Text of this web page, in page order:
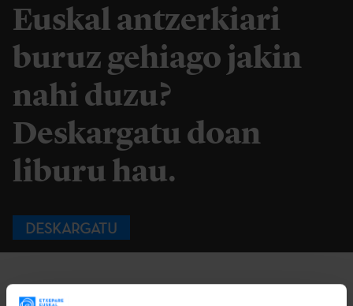
Euskal antzerkiari
buruz gehiago jakin
nahi duzu?
Deskargatu doan
liburu hau.
DESKARGATU